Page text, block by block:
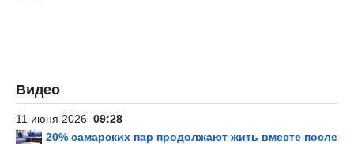
Видео
11 июня 2026 09:28
20% самарских пар продолжают жить вместе после